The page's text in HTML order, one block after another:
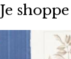
Je shoppe